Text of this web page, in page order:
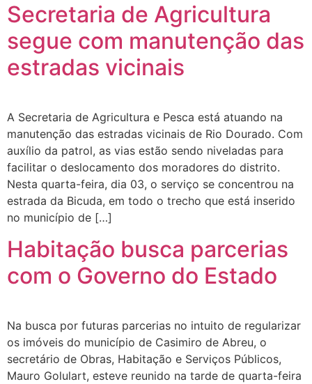
Secretaria de Agricultura
segue com manutenção das
estradas vicinais
A Secretaria de Agricultura e Pesca está atuando na
manutenção das estradas vicinais de Rio Dourado. Com
auxílio da patrol, as vias estão sendo niveladas para
facilitar o deslocamento dos moradores do distrito.
Nesta quarta-feira, dia 03, o serviço se concentrou na
estrada da Bicuda, em todo o trecho que está inserido
no município de […]
Habitação busca parcerias
com o Governo do Estado
Na busca por futuras parcerias no intuito de regularizar
os imóveis do município de Casimiro de Abreu, o
secretário de Obras, Habitação e Serviços Públicos,
Mauro Golulart, esteve reunido na tarde de quarta-feira